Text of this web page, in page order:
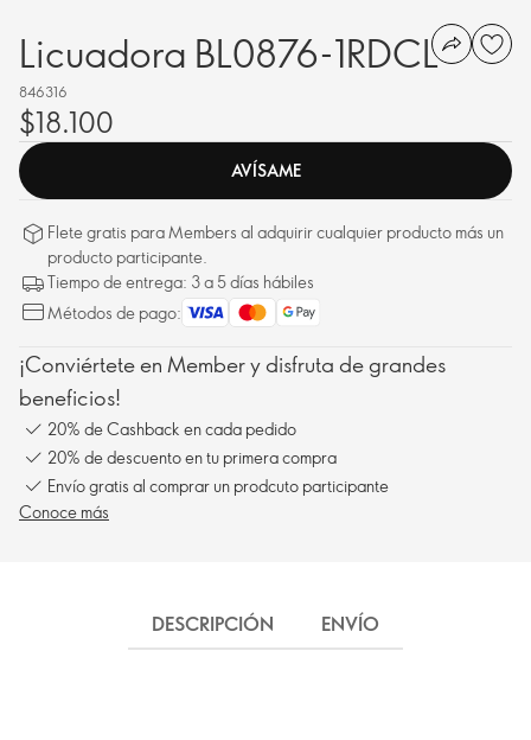
Licuadora BL0876-1RDCL
846316
$18.100
AVÍSAME
Flete gratis para Members al adquirir cualquier producto más un
producto participante.
Tiempo de entrega: 3 a 5 días hábiles
Métodos de pago:
¡Conviértete en Member y disfruta de grandes
beneficios!
20% de Cashback en cada pedido
20% de descuento en tu primera compra
Envío gratis al comprar un prodcuto participante
Conoce más
DESCRIPCIÓN ENVÍO